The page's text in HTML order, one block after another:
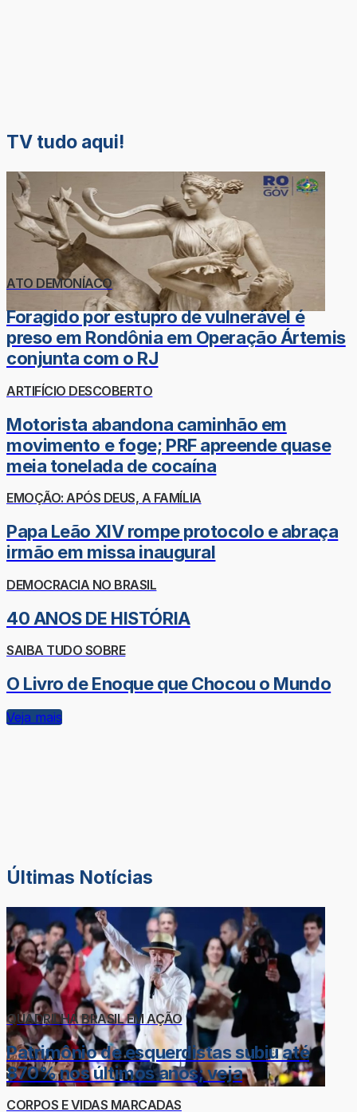
TV tudo aqui!
ATO DEMONÍACO
Foragido por estupro de vulnerável é
preso em Rondônia em Operação Ártemis
conjunta com o RJ
ARTIFÍCIO DESCOBERTO
Motorista abandona caminhão em
movimento e foge; PRF apreende quase
meia tonelada de cocaína
EMOÇÃO: APÓS DEUS, A FAMÍLIA
Papa Leão XIV rompe protocolo e abraça
irmão em missa inaugural
DEMOCRACIA NO BRASIL
40 ANOS DE HISTÓRIA
SAIBA TUDO SOBRE
O Livro de Enoque que Chocou o Mundo
Veja mais
Últimas Notícias
QUADRILHA BRASIL EM AÇÃO
Patrimônio de esquerdistas subiu até
870% nos últimos anos; veja
CORPOS E VIDAS MARCADAS